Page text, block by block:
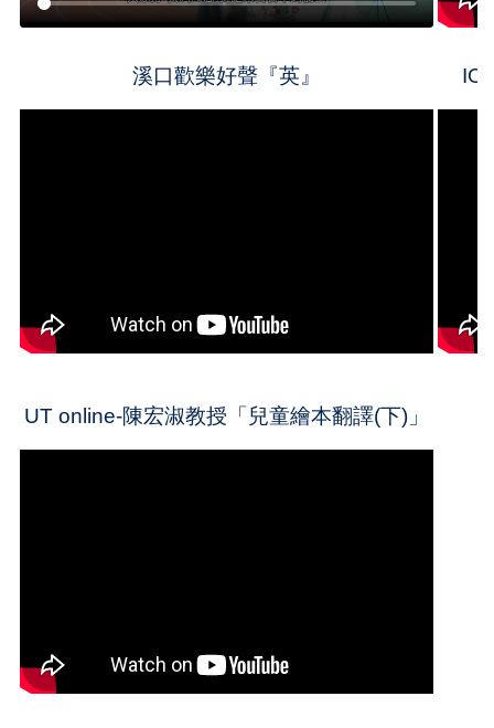
溪口歡樂好聲『英』
UT online-陳宏淑教授「兒童繪本翻譯(下)」